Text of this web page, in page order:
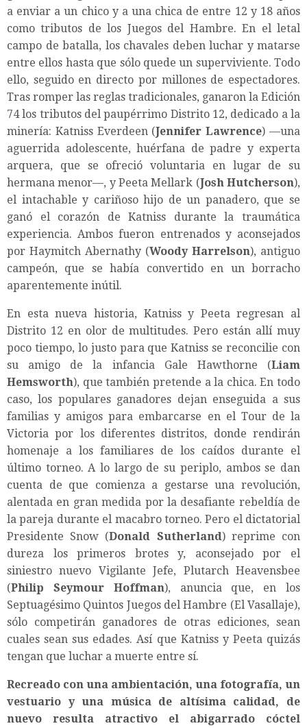
a enviar a un chico y a una chica de entre 12 y 18 años
como tributos de los Juegos del Hambre. En el letal
campo de batalla, los chavales deben luchar y matarse
entre ellos hasta que sólo quede un superviviente. Todo
ello, seguido en directo por millones de espectadores.
Tras romper las reglas tradicionales, ganaron la Edición
74 los tributos del paupérrimo Distrito 12, dedicado a la
minería: Katniss Everdeen (Jennifer Lawrence) —una
aguerrida adolescente, huérfana de padre y experta
arquera, que se ofreció voluntaria en lugar de su
hermana menor—, y Peeta Mellark (Josh Hutcherson),
el intachable y cariñoso hijo de un panadero, que se
ganó el corazón de Katniss durante la traumática
experiencia. Ambos fueron entrenados y aconsejados
por Haymitch Abernathy (Woody Harrelson), antiguo
campeón, que se había convertido en un borracho
aparentemente inútil.
En esta nueva historia, Katniss y Peeta regresan al
Distrito 12 en olor de multitudes. Pero están allí muy
poco tiempo, lo justo para que Katniss se reconcilie con
su amigo de la infancia Gale Hawthorne (Liam
Hemsworth), que también pretende a la chica. En todo
caso, los populares ganadores dejan enseguida a sus
familias y amigos para embarcarse en el Tour de la
Victoria por los diferentes distritos, donde rendirán
homenaje a los familiares de los caídos durante el
último torneo. A lo largo de su periplo, ambos se dan
cuenta de que comienza a gestarse una revolución,
alentada en gran medida por la desafiante rebeldía de
la pareja durante el macabro torneo. Pero el dictatorial
Presidente Snow (Donald Sutherland) reprime con
dureza los primeros brotes y, aconsejado por el
siniestro nuevo Vigilante Jefe, Plutarch Heavensbee
(Philip Seymour Hoffman), anuncia que, en los
Septuagésimo Quintos Juegos del Hambre (El Vasallaje),
sólo competirán ganadores de otras ediciones, sean
cuales sean sus edades. Así que Katniss y Peeta quizás
tengan que luchar a muerte entre sí.
Recreado con una ambientación, una fotografía, un
vestuario y una música de altísima calidad, de
nuevo resulta atractivo el abigarrado cóctel